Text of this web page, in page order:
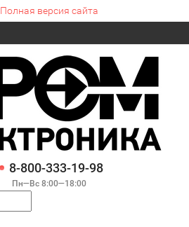
Полная версия сайта
8-800-333-19-98
Пн—Вс 8:00—18:00